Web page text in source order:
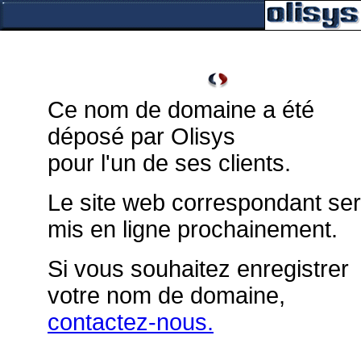
Ce nom de domaine a été
déposé par Olisys
pour l'un de ses clients.
Le site web correspondant
mis en ligne prochainement.
Si vous souhaitez enregistrer
votre nom de domaine,
contactez-nous.